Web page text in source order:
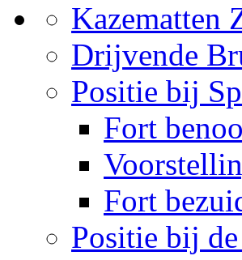
Kazematten
Drijvende
Positie bij
Fort
Fort
Positie bij